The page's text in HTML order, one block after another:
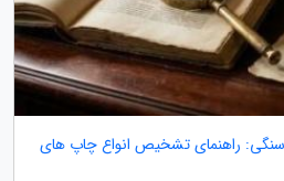
راهنمای تشخیص انواع چاپ های